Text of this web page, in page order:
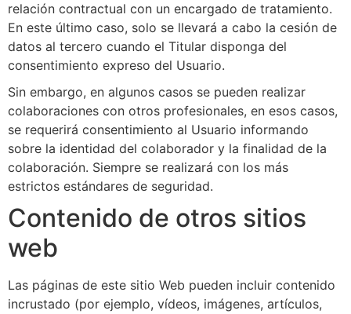
relación contractual con un encargado de tratamiento.
En este último caso, solo se llevará a cabo la cesión de
datos al tercero cuando el Titular disponga del
consentimiento expreso del Usuario.
Sin embargo, en algunos casos se pueden realizar
colaboraciones con otros profesionales, en esos casos,
se requerirá consentimiento al Usuario informando
sobre la identidad del colaborador y la finalidad de la
colaboración. Siempre se realizará con los más
estrictos estándares de seguridad.
Contenido de otros sitios
web
Las páginas de este sitio Web pueden incluir contenido
incrustado (por ejemplo, vídeos, imágenes, artículos,